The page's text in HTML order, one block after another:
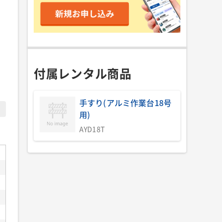
付属レンタル商品
手すり(アルミ作業台18号
用)
AYD18T